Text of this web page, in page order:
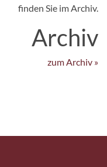
finden Sie im Archiv.
Archiv
zum Archiv »